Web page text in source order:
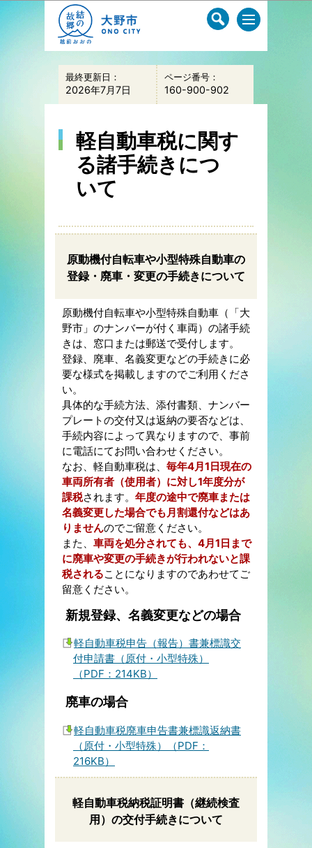
このページの本文へ移動
最終更新日：
2026年7月7日
ページ番号：
160-900-902
軽自動車税に関す
る諸手続きにつ
いて
原動機付自転車や小型特殊自動車の
登録・廃車・変更の手続きについて
原動機付自転車や小型特殊自動車（「大
野市」のナンバーが付く車両）の諸手続
きは、窓口または郵送で受付します。
登録、廃車、名義変更などの手続きに必
要な様式を掲載しますのでご利用くださ
い。
具体的な手続方法、添付書類、ナンバー
プレートの交付又は返納の要否などは、
手続内容によって異なりますので、事前
に電話にてお問い合わせください。
なお、軽自動車税は、 毎年4月1日現在の
車両所有者（使用者）に対し1年度分が
課税されます。 年度の途中で廃車または
名義変更した場合でも月割還付などはあ
りませんのでご留意ください。
また、 車両を処分されても、4月1日まで
に廃車や変更の手続きが行われないと課
税されることになりますのであわせてご
留意ください。
新規登録、名義変更などの場合
軽自動車税申告（報告）書兼標識交
付申請書（原付・小型特殊）
（PDF：214KB）
廃車の場合
軽自動車税廃車申告書兼標識返納書
（原付・小型特殊）（PDF：
216KB）
軽自動車税納税証明書（継続検査
用）の交付手続きについて